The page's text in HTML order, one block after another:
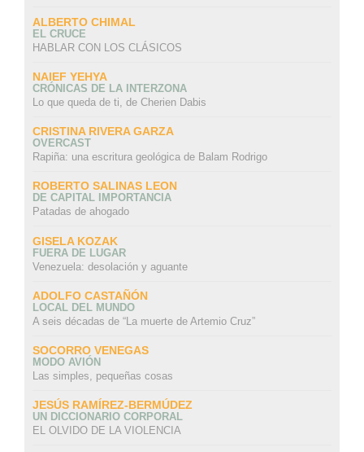
ALBERTO CHIMAL
EL CRUCE
HABLAR CON LOS CLÁSICOS
NAIEF YEHYA
CRÓNICAS DE LA INTERZONA
Lo que queda de ti, de Cherien Dabis
CRISTINA RIVERA GARZA
OVERCAST
Rapiña: una escritura geológica de Balam Rodrigo
ROBERTO SALINAS LEON
DE CAPITAL IMPORTANCIA
Patadas de ahogado
GISELA KOZAK
FUERA DE LUGAR
Venezuela: desolación y aguante
ADOLFO CASTAÑÓN
LOCAL DEL MUNDO
A seis décadas de “La muerte de Artemio Cruz”
SOCORRO VENEGAS
MODO AVIÓN
Las simples, pequeñas cosas
JESÚS RAMÍREZ-BERMÚDEZ
UN DICCIONARIO CORPORAL
EL OLVIDO DE LA VIOLENCIA